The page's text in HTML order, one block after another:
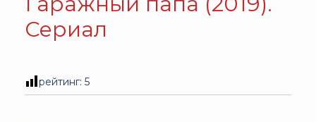
Сериал
рейтинг: 5